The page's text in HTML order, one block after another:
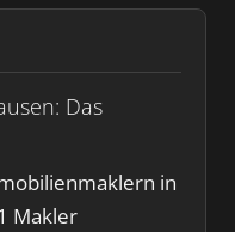
Das
in
Makler